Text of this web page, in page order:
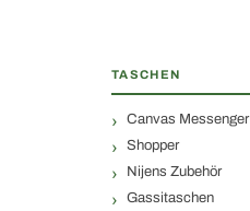
TASCHEN
Canvas Messenger
Shopper
Nijens Zubehör
Gassitaschen